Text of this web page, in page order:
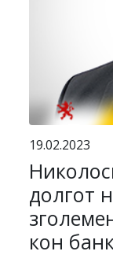
19.02.2023
долгот
кон